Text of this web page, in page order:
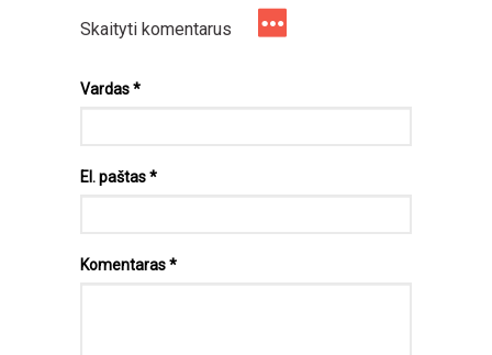
Skaityti komentarus
Vardas*
El. paštas*
Komentaras*